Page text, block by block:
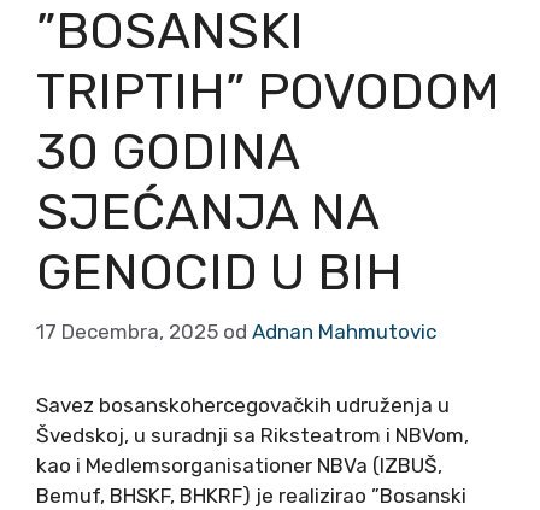
”BOSANSKI
TRIPTIH” POVODOM
30 GODINA
SJEĆANJA NA
GENOCID U BIH
17 Decembra, 2025 od Adnan Mahmutovic
Savez bosanskohercegovačkih udruženja u
Švedskoj, u suradnji sa Riksteatrom i NBVom,
kao i Medlemsorganisationer NBVa (IZBUŠ,
Bemuf, BHSKF, BHKRF) je realizirao ”Bosanski